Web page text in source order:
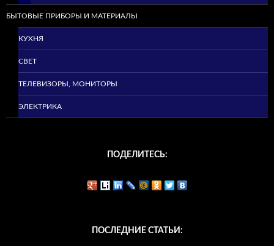
БЫТОВЫЕ ПРИБОРЫ И МАТЕРИАЛЫ
КУХНЯ
СВЕТ
ТЕЛЕВИЗОРЫ, МОНИТОРЫ
ЭЛЕКТРИКА
ПОДЕЛИТЕСЬ:
ПОСЛЕДНИЕ СТАТЬИ: